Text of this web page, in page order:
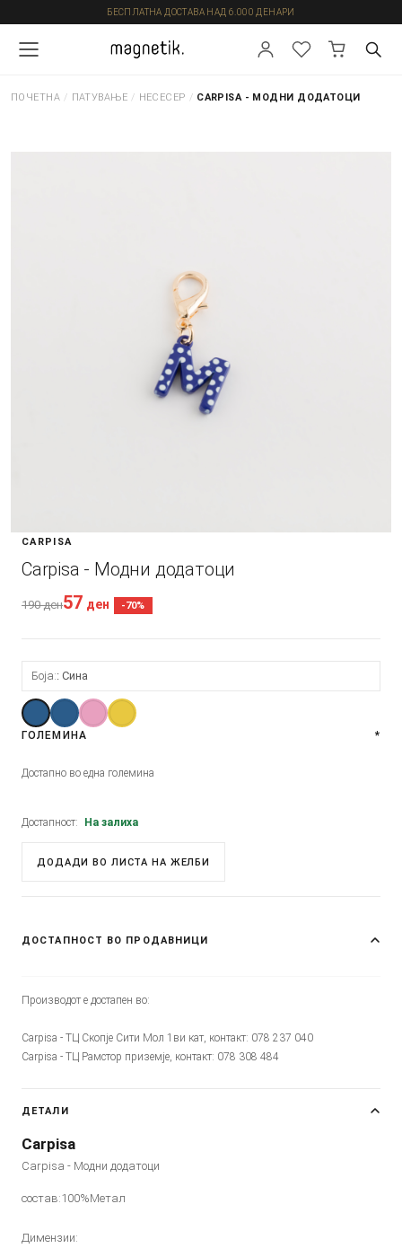
БЕСПЛАТНА ДОСТАВА НАД 6.000 ДЕНАРИ
ПОЧЕТНА / ПАТУВАЊЕ / НЕСЕСЕР / CARPISA - МОДНИ ДОДАТОЦИ
CARPISA
Carpisa - Модни додатоци
190ден57 ден -70%
Боја: Сина
ГОЛЕМИНА *
Достапно во една големина
Достапност: На залиха
ДОДАДИ ВО ЛИСТА НА ЖЕЛБИ
ДОСТАПНОСТ ВО ПРОДАВНИЦИ
Производот е достапен во:
Carpisa - ТЦ Скопје Сити Мол 1ви кат, контакт: 078 237 040
Carpisa - ТЦ Рамстор приземје, контакт: 078 308 484
ДЕТАЛИ
Carpisa
Carpisa - Модни додатоци
состав:100%Метал
Димензии: